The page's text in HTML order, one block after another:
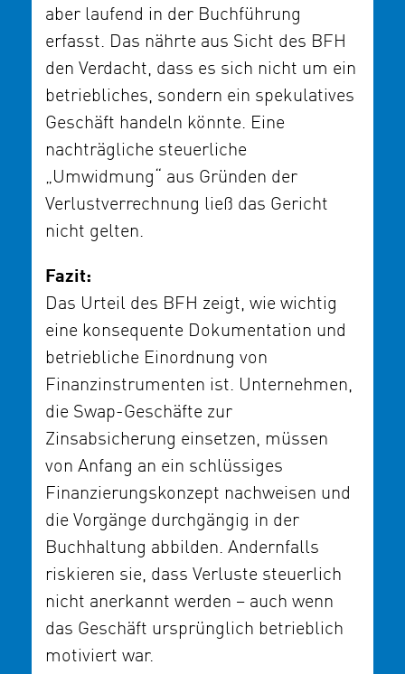
aber laufend in der Buchführung
erfasst. Das nährte aus Sicht des BFH
den Verdacht, dass es sich nicht um ein
betriebliches, sondern ein spekulatives
Geschäft handeln könnte. Eine
nachträgliche steuerliche
„Umwidmung“ aus Gründen der
Verlustverrechnung ließ das Gericht
nicht gelten.
Fazit:
Das Urteil des BFH zeigt, wie wichtig
eine konsequente Dokumentation und
betriebliche Einordnung von
Finanzinstrumenten ist. Unternehmen,
die Swap-Geschäfte zur
Zinsabsicherung einsetzen, müssen
von Anfang an ein schlüssiges
Finanzierungskonzept nachweisen und
die Vorgänge durchgängig in der
Buchhaltung abbilden. Andernfalls
riskieren sie, dass Verluste steuerlich
nicht anerkannt werden – auch wenn
das Geschäft ursprünglich betrieblich
motiviert war.